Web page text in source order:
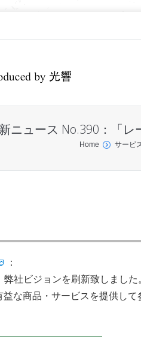
ニュース No.390：「
Home サービ
：
社ビジョンを刷新致しました
な商品・サービスを提供して